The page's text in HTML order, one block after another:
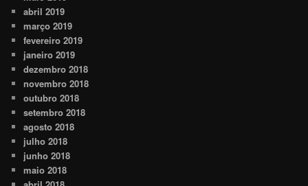
abril 2019
março 2019
fevereiro 2019
janeiro 2019
dezembro 2018
novembro 2018
outubro 2018
setembro 2018
agosto 2018
julho 2018
junho 2018
maio 2018